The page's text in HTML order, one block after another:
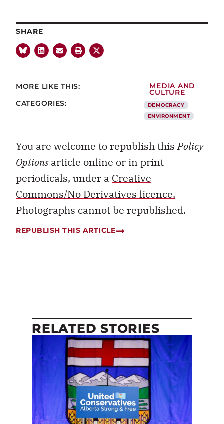
SHARE
MORE LIKE THIS:
MEDIA AND
CULTURE
CATEGORIES:
DEMOCRACY
ENVIRONMENT
You are welcome to republish thisPolicy
Optionsarticle online or in print
periodicals, under a Creative
Commons/No Derivatives licence.
Photographs cannot be republished.
REPUBLISH THIS ARTICLE
RELATED STORIES